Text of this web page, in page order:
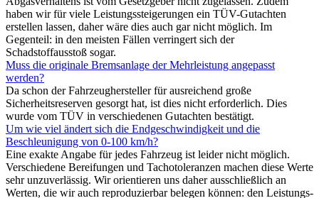
haben wir für viele Leistungssteigerungen ein TÜV-Gutachten
erstellen lassen, daher wäre dies auch gar nicht möglich. Im
Gegenteil: in den meisten Fällen verringert sich der
Schadstoffausstoß sogar.
Muss die originale Bremsanlage der Mehrleistung angepasst
werden?
Da schon der Fahrzeughersteller für ausreichend große
Sicherheitsreserven gesorgt hat, ist dies nicht erforderlich. Dies
wurde vom TÜV in verschiedenen Gutachten bestätigt.
Um wie viel ändert sich die Endgeschwindigkeit und die
Beschleunigung von 0-100 km/h?
Eine exakte Angabe für jedes Fahrzeug ist leider nicht möglich.
Verschiedene Bereifungen und Tachotoleranzen machen diese Werte
sehr unzuverlässig. Wir orientieren uns daher ausschließlich an
Werten, die wir auch reproduzierbar belegen können: den Leistungs-